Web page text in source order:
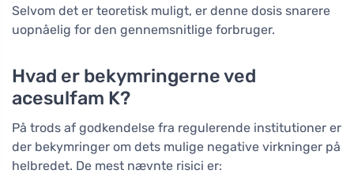
Selvom det er teoretisk muligt, er denne dosis snarere
uopnåelig for den gennemsnitlige forbruger.
Hvad er bekymringerne ved
acesulfam K?
På trods af godkendelse fra regulerende institutioner er
der bekymringer om dets mulige negative virkninger på
helbredet. De mest nævnte risici er: